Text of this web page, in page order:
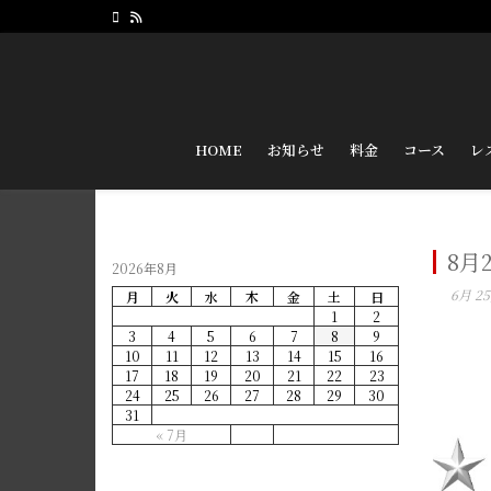
HOME お知らせ 料金 コース レ
8月
6月
2026年8月
月
火 水 木 金 土 日
« 7月
1
2
3
4 5 6 7 8
9
10
11 12 13 14 15
16
17
18 19 20 21 22
23
24
25 26 27 28 29
30
31